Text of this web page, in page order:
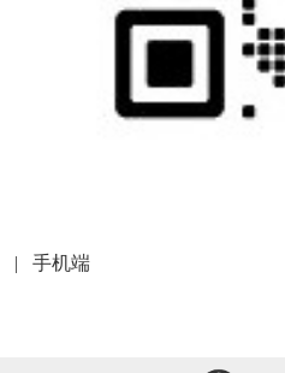
| 手机端